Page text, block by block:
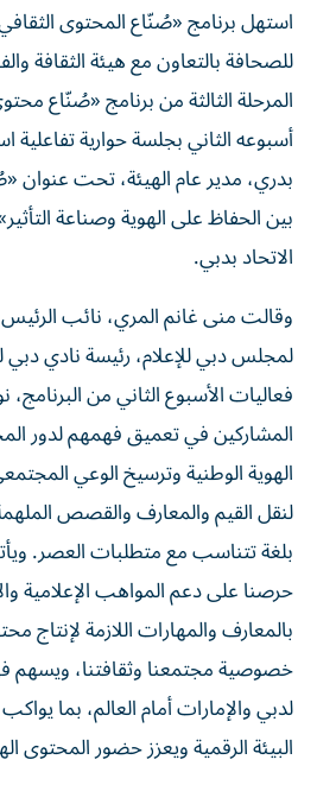
استهل برنامج «صُنّاع المحتوى
للصحافة بالتعاون مع هيئة الثقافة
المرحلة الثالثة من برنامج «صُنّاع
أسبوعه الثاني بجلسة حوارية
بدري، مدير عام الهيئة، تحت عنوان
بين الحفاظ على الهوية وصناعة
الاتحاد بدبي.
وقالت منى غانم المري، نائب
لمجلس دبي للإعلام، رئيسة نادي
فعاليات الأسبوع الثاني من
المشاركين في تعميق فهمهم لدور
الهوية الوطنية وترسيخ الوعي
لنقل القيم والمعارف والقصص
بلغة تتناسب مع متطلبات العصر.
حرصنا على دعم المواهب الإعلامية
بالمعارف والمهارات اللازمة
خصوصية مجتمعنا وثقافتنا، ويسهم
لدبي والإمارات أمام العالم، بما
البيئة الرقمية ويعزز حضور المحتوى